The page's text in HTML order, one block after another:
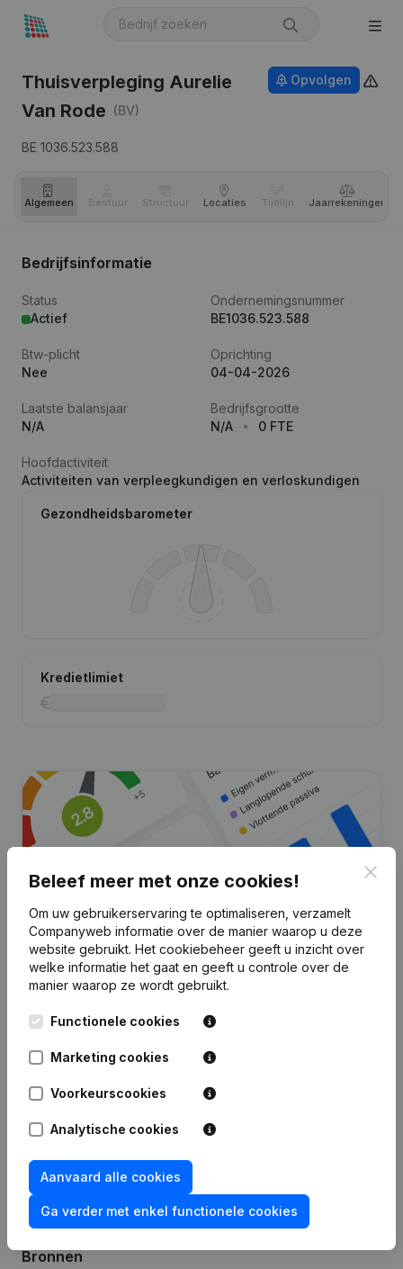
Thuisverpleging Aurelie
Van Rode (BV)
BE 1036.523.588
Opvolgen
Algemeen Bestuur Structuur Locaties Tijdlijn Jaar­rekeningen
Bedrijfsinformatie
Status
Actief
Ondernemingsnummer
BE1036.523.588
Btw-plicht
Nee
Oprichting
04-04-2026
Laatste balansjaar
N/A
Bedrijfsgrootte
N/A
0 FTE
Hoofdactiviteit
Activiteiten van verpleegkundigen en verloskundigen
Gezondheidsbarometer
Kredietlimiet
Zoek je meer informatie over dit
bedrijf?
Krijg updates van belangrijke ontwikkelingen
Bronnen
Beleef meer met onze cookies!
Om uw gebruikerservaring te optimaliseren, verzamelt
Companyweb informatie over de manier waarop u deze
website gebruikt. Het cookiebeheer geeft u inzicht over
welke informatie het gaat en geeft u controle over de
manier waarop ze wordt gebruikt.
Functionele cookies
Marketing cookies
Voorkeurscookies
Analytische cookies
Aanvaard alle cookies
Ga verder met enkel functionele cookies